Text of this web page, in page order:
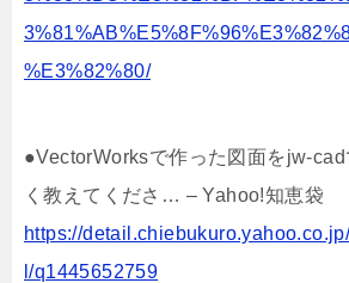
%E3%82%80/
●VectorWorksで作った図面をjw-
く教えてくださ… – Yahoo!知恵袋
https://
l/q1445652759